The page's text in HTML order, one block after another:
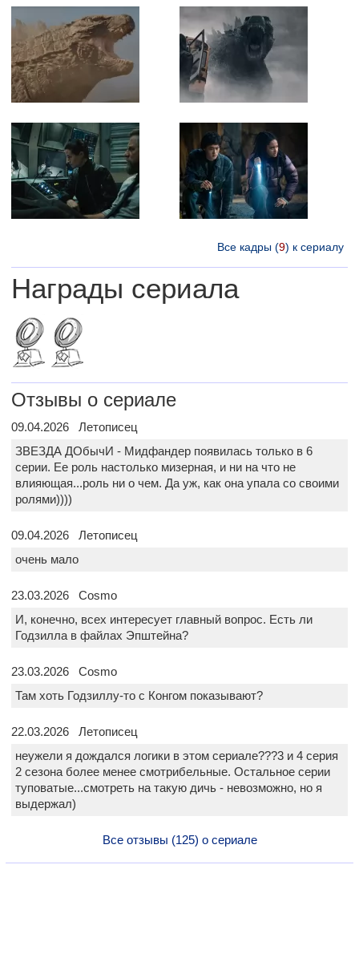
Все кадры (9) к сериалу
Награды сериала
Отзывы о сериале
09.04.2026 Летописец
ЗВЕЗДА ДОбычИ - Мидфандер появилась только в 6
серии. Ее роль настолько мизерная, и ни на что не
влияющая...роль ни о чем. Да уж, как она упала со своими
ролями))))
09.04.2026 Летописец
очень мало
23.03.2026 Cosmo
И, конечно, всех интересует главный вопрос. Есть ли
Годзилла в файлах Эпштейна?
23.03.2026 Cosmo
Там хоть Годзиллу-то с Конгом показывают?
22.03.2026 Летописец
неужели я дождался логики в этом сериале???3 и 4 серия
2 сезона более менее смотрибельные. Остальное серии
туповатые...смотреть на такую дичь - невозможно, но я
выдержал)
Все отзывы (125) о сериале